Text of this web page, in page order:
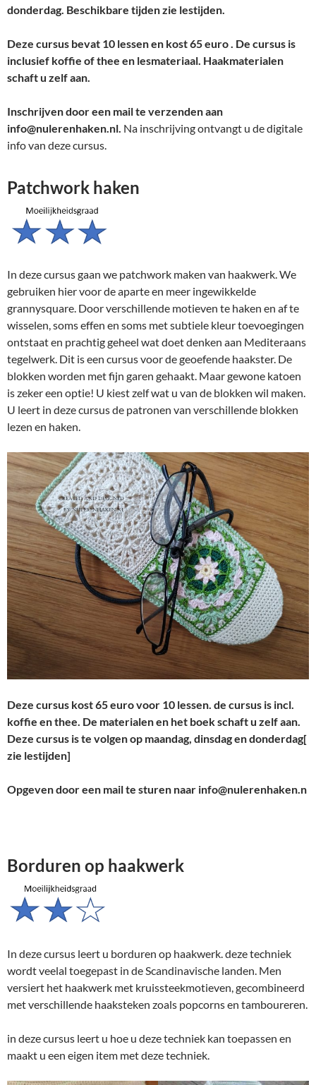
donderdag. Beschikbare tijden zie lestijden.
Deze cursus bevat 10 lessen en kost 65 euro . De cursus is
inclusief koffie of thee en lesmateriaal. Haakmaterialen
schaftu zelf aan.
Inschrijven door een mail te verzenden aan
info@nulerenhaken.nl. Na inschrijving ontvangt u de digitale
info van deze cursus.
Patchwork haken
In deze cursus gaan we patchwork maken van haakwerk. We
gebruiken hier voor de aparte en meer ingewikkelde
grannysquare. Door verschillende motieven te haken en af te
wisselen, soms effen en soms met subtiele kleur toevoegingen
ontstaat en prachtig geheel wat doet denken aan Mediteraans
tegelwerk. Dit is een cursus voor de geoefende haakster. De
blokken worden met fijn garen gehaakt. Maar gewone katoen
is zeker een optie! U kiest zelf wat u van de blokken wil maken.
U leert in deze cursus de patronen van verschillende blokken
lezen en haken.
Deze cursus kost 65 euro voor 10 lessen. de cursus is incl.
koffie en thee. De materialen en het boek schaft u zelf aan.
Deze cursus is te volgen op maandag, dinsdag en donderdag[
zie lestijden]
Opgeven door een mail te sturen naar info@nulerenhaken.n
Borduren op haakwerk
In deze cursus leert u borduren op haakwerk. deze techniek
wordt veelal toegepast in de Scandinavische landen. Men
versiert het haakwerk met kruissteekmotieven, gecombineerd
met verschillende haaksteken zoals popcorns en tamboureren.
in deze cursus leert u hoe u deze techniek kan toepassen en
maakt u een eigen item met deze techniek.